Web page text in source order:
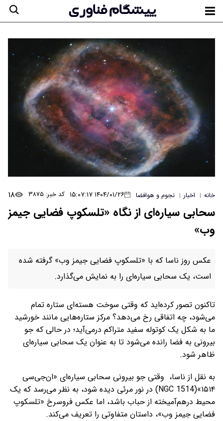
خانه | اخبار | نجوم و هوافضا ۱۴۰۴/۰۱/۲۶ ۱۵:۰۷:۱۷ کد خبر: ۳۸۷۵ ۱۸
سحابی سیاره‌ای از نگاه «تلسکوپ فضایی جیمز
وب»
عکس روز ناسا که با «تلسکوپ فضایی جیمز وب» گرفته شده
است، یک سحابی سیاره‌ای را به نمایش می‌گذارد.
تاکنون تصور کرده‌اید که وقتی سوخت هسته‌ای ستاره تمام
می‌شود، چه اتفاقی رخ می‌دهد؟ مرکز ستاره‌هایی مانند خورشید
ما به شکل یک کوتوله سفید متراکم درمی‌آید؛ در حالی که جو
بیرونی به فضا رانده می‌شود تا به عنوان یک سحابی سیاره‌ای
ظاهر شود.
به نقل از ناسا، وقتی جو بیرونی سحابی سیاره‌ای «ان‌جی‌سی
۱۵۱۴»(NGC 1514) در نور مرئی دیده شود، به نظر می‌رسد که یک
محیط درهم‌آمیخته از حباب باشد، اما عکس فروسرخ «تلسکوپ
فضایی جیمز وب»، داستان متفاوتی را تعریف می‌کند.